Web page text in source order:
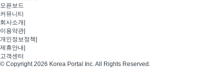
오픈보드
커뮤니티
회사소개
이용약관
개인정보정책
제휴안내
고객센터
© Copyright 2026 Korea Portal Inc. All Rights Reserved.